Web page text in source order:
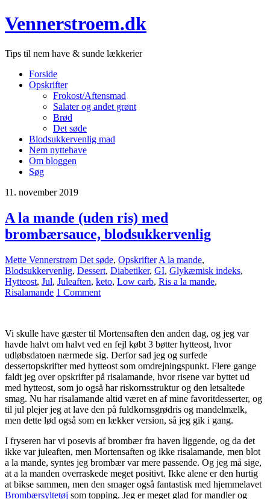
Vennerstroem.dk
Tips til nem have & sunde lækkerier
Forside
Opskrifter
Frokost/Aftensmad
Salater og andet grønt
Brød
Det søde
Blodsukkervenlig mad
Nem nyttehave
Om bloggen
Søg
11. november 2019
A la mande (uden ris) med
brombærsauce, blodsukkervenlig
Mette Vennerstrøm Det søde, Opskrifter A la mande,
Blodsukkervenlig, Dessert, Diabetiker, GI, Glykæmisk indeks,
Hytteost, Jul, Juleaften, keto, Low carb, Ris a la mande,
Risalamande 1 Comment
Vi skulle have gæster til Mortensaften den anden dag, og jeg var
havde halvt om halvt ved en fejl købt 3 bøtter hytteost, hvor
udløbsdatoen nærmede sig. Derfor sad jeg og surfede
dessertopskrifter med hytteost som omdrejningspunkt. Flere gange
faldt jeg over opskrifter på risalamande, hvor risene var byttet ud
med hytteost, som jo også har riskornsstruktur og den letsaltede
smag. Nu har risalamande altid været en af mine favoritdesserter, og
til jul plejer jeg at lave den på fuldkornsgrødris og mandelmælk,
men dette lød også som en lækker version, så jeg gik i gang.
I fryseren har vi posevis af brombær fra haven liggende, og da det
ikke var juleaften, men Mortensaften og ikke risalamande, men blot
a la mande, syntes jeg brombær var mere passende. Og jeg må sige,
at a la manden overraskede meget positivt. Ikke alene er den hurtig
at bikse sammen, men den smager også fantastisk med hjemmelavet
Brombærsyltetøj som topping. Jeg er meget glad for mandler og